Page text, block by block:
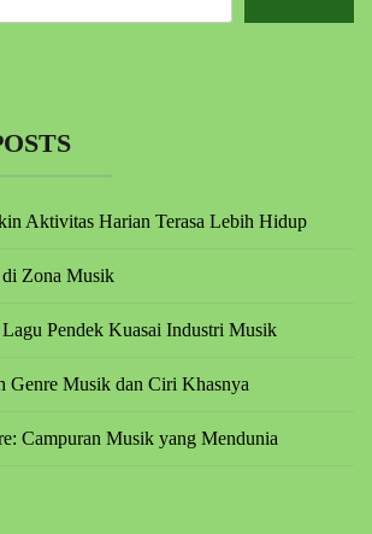
Aktivitas Harian Terasa Lebih Hidup
Zona Musik
Pendek Kuasai Industri Musik
Genre Musik dan Ciri Khasnya
Campuran Musik yang Mendunia